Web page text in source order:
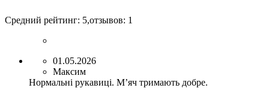
Средний рейтинг: 5,отзывов: 1
01.05.2026
Максим
Нормальні рукавиці. Мʼяч тримають добре.